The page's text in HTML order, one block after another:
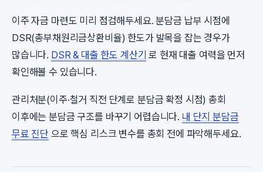
이주 자금 마련도 미리 점검해두세요. 분담금 납부 시점에
DSR(총부채원리금상환비율) 한도가 발목을 잡는 경우가
많습니다. DSR & 대출 한도 계산기 로 현재 대출 여력을 먼저
확인해볼 수 있습니다.
관리처분(이주·철거 직전 단계로 분담금 확정 시점) 총회
이후에는 분담금 구조를 바꾸기 어렵습니다. 내 단지 분담금
무료 진단 으로 핵심 리스크 변수를 총회 전에 파악해두세요.